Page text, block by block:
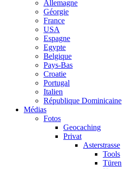
Allemagne
Géorgie
France
USA
Espagne
Egypte
Belgique
Pays-Bas
Croatie
Portugal
Italien
République Dominicaine
Médias
Fotos
Geocaching
Privat
Asterstrasse
Tools
Türen